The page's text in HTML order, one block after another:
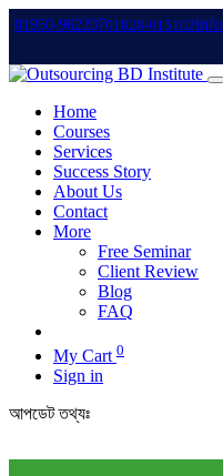
01950-96220701828-015102
Home
Courses
Services
Success Story
About Us
Contact
More
Free Seminar
Client Review
Blog
FAQ
My Cart 0
Sign in
আপডেট তথ্যঃ